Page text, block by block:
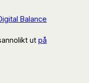
Balance
ut på